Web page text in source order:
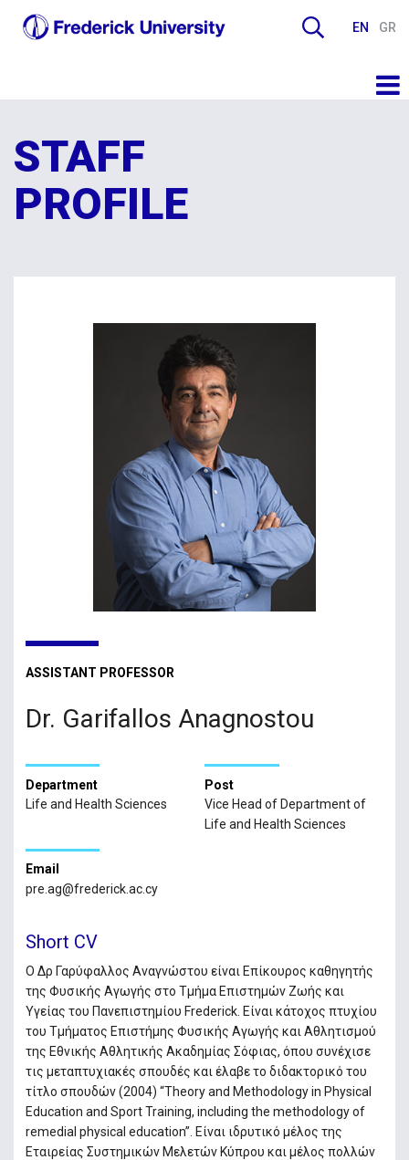
EN GR
STAFF
PROFILE
ASSISTANT PROFESSOR
Dr. Garifallos Anagnostou
Department
Life and Health Sciences
Post
Vice Head of Department of
Life and Health Sciences
Email
pre.ag@frederick.ac.cy
Short CV
Ο Δρ Γαρύφαλλος Αναγνώστου είναι Επίκουρος καθηγητής
της Φυσικής Αγωγής στο Τμήμα Επιστημών Ζωής και
Υγείας του Πανεπιστημίου Frederick. Είναι κάτοχος πτυχίου
του Τμήματος Επιστήμης Φυσικής Αγωγής και Αθλητισμού
της Εθνικής Αθλητικής Ακαδημίας Σόφιας, όπου συνέχισε
τις μεταπτυχιακές σπουδές και έλαβε το διδακτορικό του
τίτλο σπουδών (2004) “Theory and Methodology in Physical
Education and Sport Training, including the methodology of
remedial physical education”. Είναι ιδρυτικό μέλος της
Εταιρείας Συστημικών Μελετών Κύπρου και μέλος πολλών